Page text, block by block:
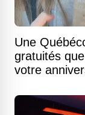
Une
gratuités
votre